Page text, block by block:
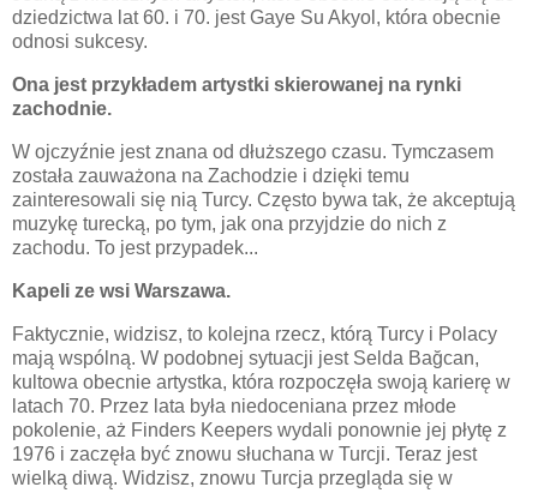
dziedzictwa lat 60. i 70. jest Gaye Su Akyol, która obecnie
odnosi sukcesy.
Ona jest przykładem artystki skierowanej na rynki
zachodnie.
W ojczyźnie jest znana od dłuższego czasu. Tymczasem
została zauważona na Zachodzie i dzięki temu
zainteresowali się nią Turcy. Często bywa tak, że akceptują
muzykę turecką, po tym, jak ona przyjdzie do nich z
zachodu. To jest przypadek...
Kapeli ze wsi Warszawa.
Faktycznie, widzisz, to kolejna rzecz, którą Turcy i Polacy
mają wspólną. W podobnej sytuacji jest Selda Bağcan,
kultowa obecnie artystka, która rozpoczęła swoją karierę w
latach 70. Przez lata była niedoceniana przez młode
pokolenie, aż Finders Keepers wydali ponownie jej płytę z
1976 i zaczęła być znowu słuchana w Turcji. Teraz jest
wielką diwą. Widzisz, znowu Turcja przegląda się w